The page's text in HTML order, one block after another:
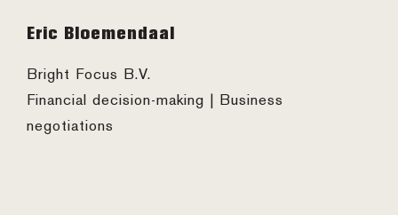
Footer
Eric Bloemendaal
Bright Focus B.V.
Financial decision-making | Business
negotiations